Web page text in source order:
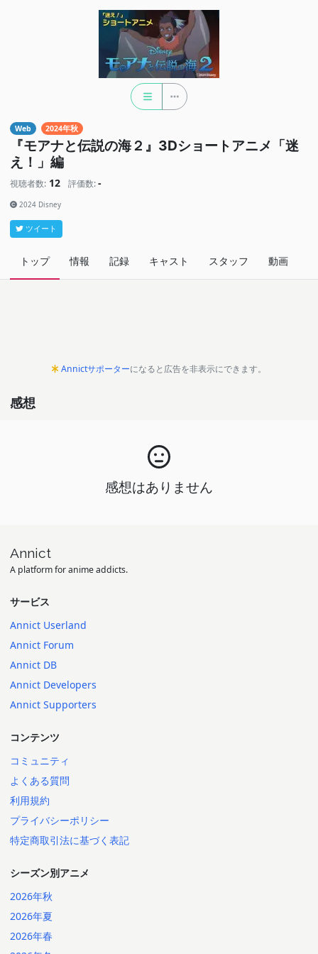
Web 2024年秋
『モアナと伝説の海２』3Dショートアニメ「迷
え！」編
視聴者数: 12 評価数: -
2024 Disney
ツイート
トップ 情報 記録 キャスト スタッフ 動画
Annictサポーターになると広告を非表示にできます。
感想
感想はありません
Annict
A platform for anime addicts.
サービス
Annict Userland
Annict Forum
Annict DB
Annict Developers
Annict Supporters
コンテンツ
コミュニティ
よくある質問
利用規約
プライバシーポリシー
特定商取引法に基づく表記
シーズン別アニメ
2026年秋
2026年夏
2026年春